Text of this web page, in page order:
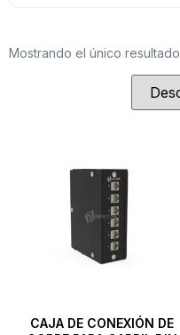
Mostrando el único resultado
CAJA DE CONEXIÓN DE